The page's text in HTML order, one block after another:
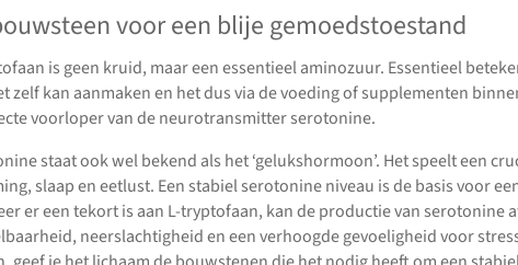
voor een blije gemoedstoestand
is geen kruid, maar een essentieel aminozuur. Essentieel
zelf kan aanmaken en het dus via de voeding of supplementen
voorloper van de neurotransmitter serotonine.
staat ook wel bekend als het ‘gelukshormoon’. Het speelt een
slaap en eetlust. Een stabiel serotonine niveau is de basis voor
er een tekort is aan L-tryptofaan, kan de productie van serotonine
neerslachtigheid en een verhoogde gevoeligheid voor